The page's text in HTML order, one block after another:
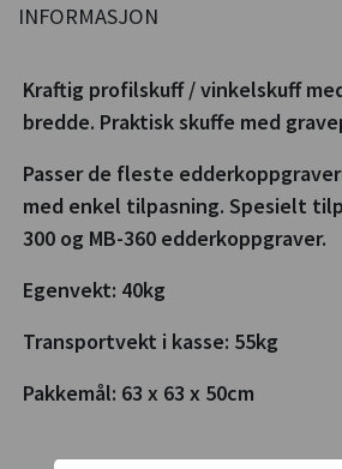
INFORMASJON
Kraftig profilskuff / vinkelskuff
bredde. Praktisk skuffe med
Passer de fleste
med enkel tilpasning. Spesielt
300 og MB-360 edderkoppgraver.
Egenvekt: 40kg
Transportvekt i kasse: 55kg
Pakkemål: 63 x 63 x 50cm